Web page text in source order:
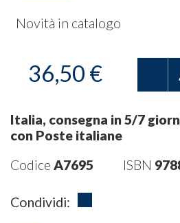
Novità in catalogo
36,50 €
Italia, consegna in 5/7
con Poste italiane
Codice A7695 ISBN
Condividi: